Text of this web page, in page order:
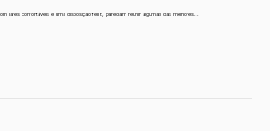
lares confortáveis e uma disposição feliz, pareciam reunir algumas das melhores...